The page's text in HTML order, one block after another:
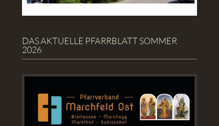
DAS AKTUELLE PFARRBLATT SOMMER
2026